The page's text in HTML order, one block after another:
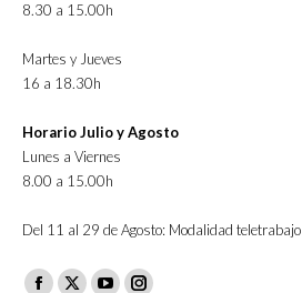
8.30 a 15.00h
Martes y Jueves
16 a 18.30h
Horario Julio y Agosto
Lunes a Viernes
8.00 a 15.00h
Del 11 al 29 de Agosto: Modalidad teletrabajo